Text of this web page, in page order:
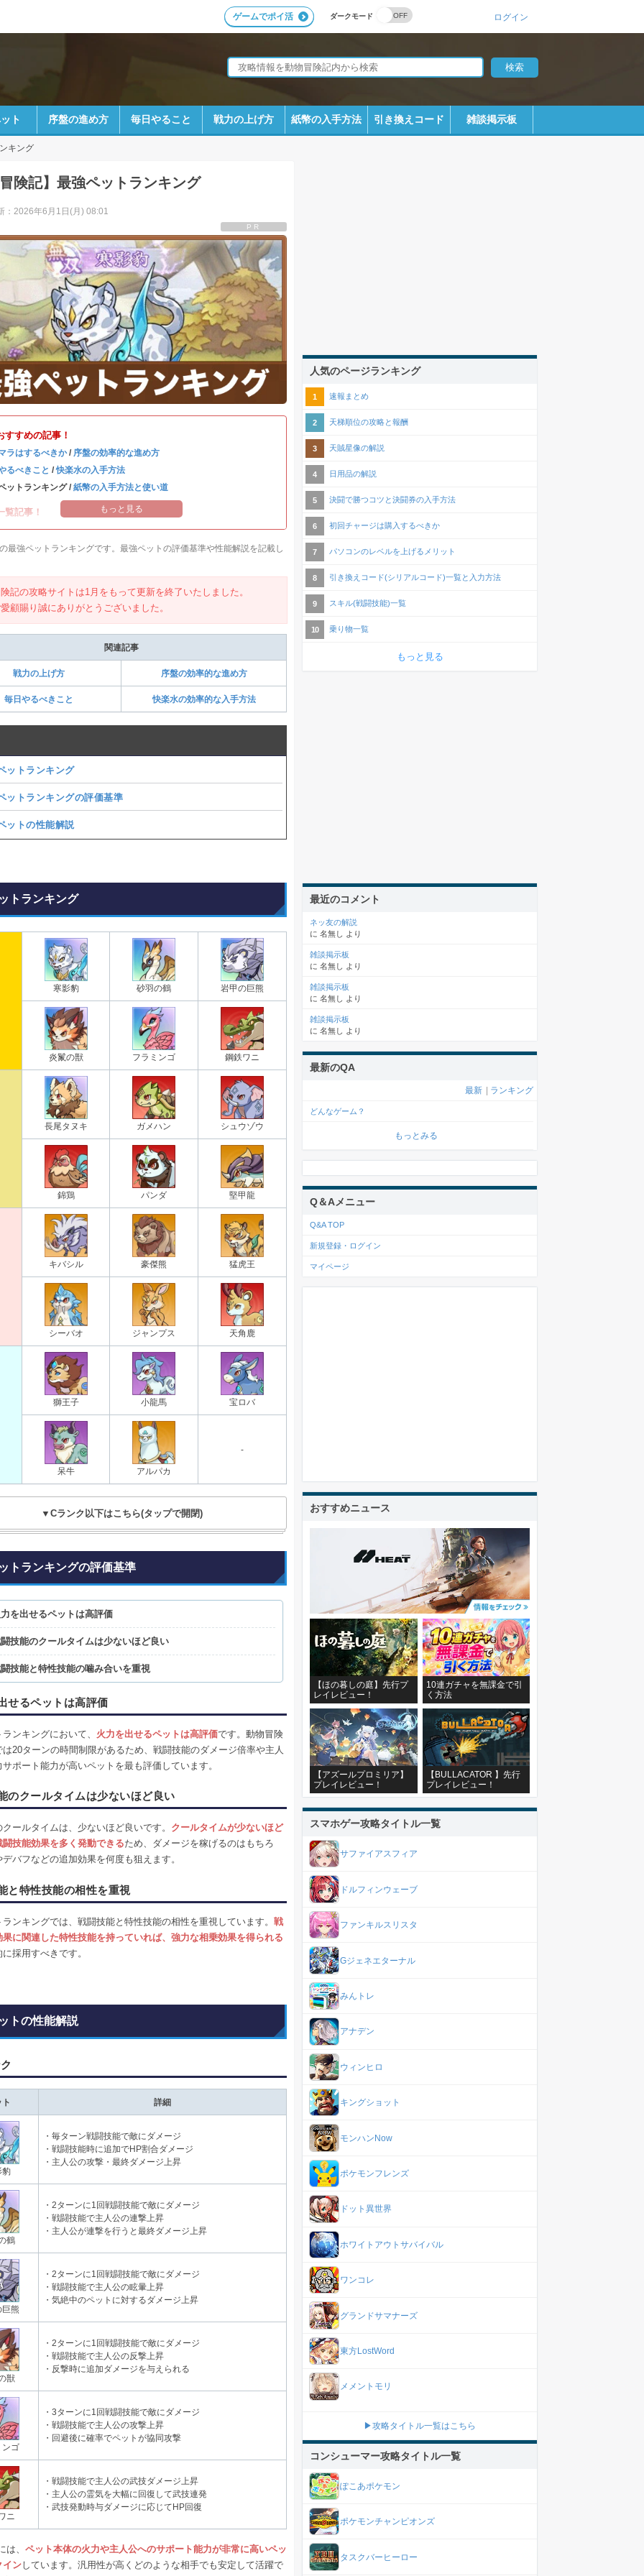
ダークモード
ゲームでポイ活 ログイン
ト 序盤の進め方 毎日やること 戦力の上げ方 紙幣の入手方法 引き換えコード 雑談掲示板
キング
冒険記】最強ペットランキング
：2026年6月1日(月) 08:01
PR
すすめの記事！
ラはするべきか/ 序盤の効率的な進め方
るべきこと /快楽水の入手方法
ットランキング / 紙幣の入手方法と使い道
覧記事！ もっと見る
最強ペットランキングです。最強ペットの評価基準や性能解説を記載し
記の攻略サイトは1月をもって更新を終了いたしました。
顧賜り誠にありがとうございました。
関連記事
戦力の上げ方 序盤の効率的な進め方
毎日やるべきこと 快楽水の効率的な入手方法
ットランキング
ットランキングの評価基準
ットの性能解説
トランキング
寒影豹 砂羽の鶴 岩甲の巨熊
炎鬣の獣 フラミンゴ 鋼鉄ワニ
長尾タヌキ ガメハン シュウゾウ
錦鶏 パンダ 堅甲龍
キバシル 豪傑熊 猛虎王
シーバオ ジャンプス 天角鹿
獅王子 小龍馬 宝ロバ
呆牛 アルパカ
-
▼Cランク以下はこちら(タップで開閉)
トランキングの評価基準
力を出せるペットは高評価
闘技能のクールタイムは少ないほど良い
闘技能と特性技能の噛み合いを重視
せるペットは高評価
ンキングにおいて、 火力を出せるペットは高評価です。動物冒険
20ターンの時間制限があるため、戦闘技能のダメージ倍率や主人
ポート能力が高いペットを最も評価しています。
のクールタイムは少ないほど良い
ールタイムは、少ないほど良いです。 クールタイムが少ないほど
闘技能効果を多く発動できるため、ダメージを稼げるのはもちろ
バフなどの追加効果を何度も狙えます。
と特性技能の相性を重視
ンキングでは、戦闘技能と特性技能の相性を重視しています。 戦
果に関連した特性技能を持っていれば、強力な相乗効果を得られる
採用すべきです。
トの性能解説
詳細
豹
・毎ターン戦闘技能で敵にダメージ
・戦闘技能時に追加でHP割合ダメージ
・主人公の攻撃・最終ダメージ上昇
鶴
・2ターンに1回戦闘技能で敵にダメージ
・戦闘技能で主人公の連撃上昇
・主人公が連撃を行うと最終ダメージ上昇
巨熊
・2ターンに1回戦闘技能で敵にダメージ
・戦闘技能で主人公の眩暈上昇
・気絶中のペットに対するダメージ上昇
獣
・2ターンに1回戦闘技能で敵にダメージ
・戦闘技能で主人公の反撃上昇
・反撃時に追加ダメージを与えられる
ンゴ
・3ターンに1回戦闘技能で敵にダメージ
・戦闘技能で主人公の攻撃上昇
・回避後に確率でペットが協同攻撃
ニ
・戦闘技能で主人公の武技ダメージ上昇
・主人公の霊気を大幅に回復して武技連発
・武技発動時与ダメージに応じてHP回復
は、 ペット本体の火力や主人公へのサポート能力が非常に高いペッ
インしています。汎用性が高くどのような相手でも安定して活躍で
人気のページランキング
速報まとめ
天梯順位の攻略と報酬
天賊星像の解説
日用品の解説
決闘で勝つコツと決闘券の入手方法
初回チャージは購入するべきか
パソコンのレベルを上げるメリット
引き換えコード(シリアルコード)一覧と入力方法
スキル(戦闘技能)一覧
乗り物一覧
もっと見る
最近のコメント
ネッ友の解説
に 名無し より
雑談掲示板
に 名無し より
雑談掲示板
に 名無し より
雑談掲示板
に 名無し より
最新のQA
最新 ランキング
どんなゲーム？
もっとみる
Q＆Aメニュー
Q&A TOP
新規登録・ログイン
マイページ
おすすめニュース
【ほの暮しの庭】先行プ
レイレビュー！
10連ガチャを無課金で引
く方法
【アズールプロミリア】
プレイレビュー！
【BULLACATOR 】先行
プレイレビュー！
スマホゲー攻略タイトル一覧
サファイアスフィア
ドルフィンウェーブ
ファンキルスリスタ
Gジェネエターナル
みんトレ
アナデン
ウィンヒロ
キングショット
モンハンNow
ポケモンフレンズ
ドット異世界
ホワイトアウトサバイバル
ワンコレ
グランドサマナーズ
東方LostWord
メメントモリ
▶攻略タイトル一覧はこちら
コンシューマー攻略タイトル一覧
ぽこあポケモン
ポケモンチャンピオンズ
タスクバーヒーロー